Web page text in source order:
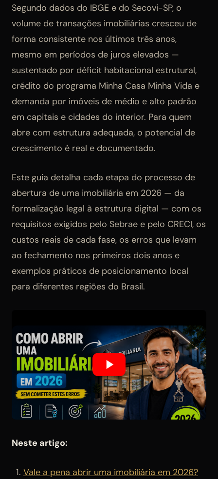
Segundo dados do IBGE e do Secovi-SP, o
volume de transações imobiliárias cresceu de
forma consistente nos últimos três anos,
mesmo em períodos de juros elevados —
sustentado por déficit habitacional estrutural,
crédito do programa Minha Casa Minha Vida e
demanda por imóveis de médio e alto padrão
em capitais e cidades do interior. Para quem
abre com estrutura adequada, o potencial de
crescimento é real e documentado.
Este guia detalha cada etapa do processo de
abertura de uma imobiliária em 2026 — da
formalização legal à estrutura digital — com os
requisitos exigidos pelo Sebrae e pelo CRECI, os
custos reais de cada fase, os erros que levam
ao fechamento nos primeiros dois anos e
exemplos práticos de posicionamento local
para diferentes regiões do Brasil.
Neste artigo:
Vale a pena abrir uma imobiliária em 2026?